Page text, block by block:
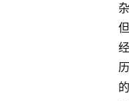
杂
但
经
历
的